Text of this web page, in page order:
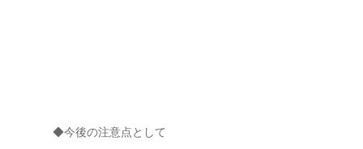
◆今後の注意点として